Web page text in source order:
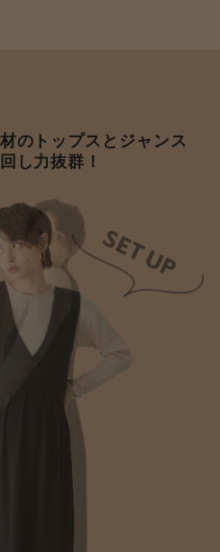
のトップスとジャンス
し力抜群！